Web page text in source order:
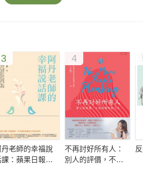
看待創造過程的本質。
塞、阻塞的樣貌、互動，最終使我們的生
阻塞、釋放我們創造潛力的過程。
力，以及超感知力在促進清理能量場阻塞
其在創造過程中的至關重要性。
第四層能量場，以及這些人際關係下的能
解，引領你創造出渴望的新生活。
3
丹老師的幸福說
：蘋果日報專
4
不再討好所有人：
別人的評價，不該